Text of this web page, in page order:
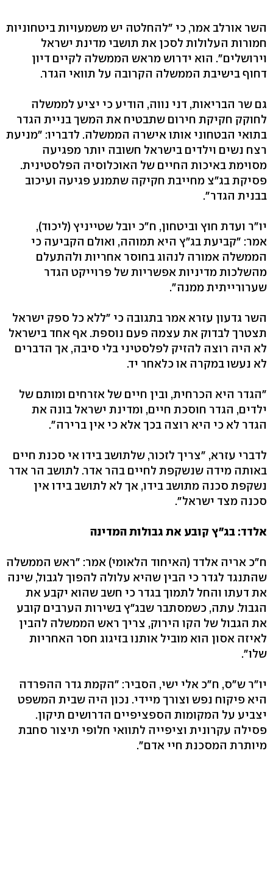
השר אורלב אמר, כי "להחלטה יש משמעויות ביטחוניות
חמורות העלולות לסכן את תושבי מדינת ישראל
וירושלים". הוא ידרוש מראש הממשלה לקיים דיון
דחוף בישיבת הממשלה הקרובה על תוואי הגדר.
גם שר הבריאות, דני נווה, הודיע כי יציע לממשלה
לחוקק חקיקת חירום שתבטיח את המשך בניית הגדר
בתואי הבטחוני אותו אישרה הממשלה. לדבריו: "מניעת
רצח נשים וילדים בישראל חשובה יותר מפגיעה
מסוימת באיכות החיים של האוכלוסיה הפלסטינית.
פסיקת בג"צ מחייבת חקיקה שתמנע פגיעה ועיכוב
בבנית הגדר".
יו"ר ועדת חוץ וביטחון, ח"כ יובל שטייניץ (ליכוד),
אמר: "קביעת בג"ץ היא תמוהה, ואולם הקביעה כי
הממשלה אמורה לנהוג בחוסר אחריות ולהתעלם
מהשלכות מדיניות אפשריות של פרוייקט הגדר
שערורייתית ממנה".
השר גדעון עזרא אמר בתגובה כי "ללא כל ספק ישראל
תצטרך לבדוק את עצמה פעם נוספת. אף אחד בישראל
לא היה רוצה להזיק לפלסטיני בלי סיבה, אך הדברים
לא נעשו במקרה או כלאחר יד.
"הגדר היא הכרחית, ובין חיים של אזרחים ומותם של
ילדים, הגדר חוסכת חיים, ומדינת ישראל בונה את
הגדר לא כי היא רוצה בכך אלא כי אין ברירה".
לדברי עזרא, "צריך לזכור, שלתושב בידו אי סכנת חיים
באותה מידה שנשקפת לחיים בהר אדר. לתושב הר אדר
נשקפת סכנה מתושב בידו, אך לא לתושב בידו אין
סכנה מצד ישראל".
אלדד: בג"ץ קובע את גבולות המדינה
ח"כ אריה אלדד (האיחוד הלאומי) אמר: "ראש הממשלה
שהתנגד לגדר כי הבין שהיא עלולה להפוך לגבול, שינה
את דעתו והחל לתמוך בגדר כי חשב שהוא יקבע את
הגבול. עתה, כשמסתבר שבג"ץ בשירות הערבים קובע
את הגבול של הקו הירוק, צריך ראש הממשלה להבין
לאיזה אסון הוא מוביל אותנו בזיגוג חסר האחריות
שלו".
יו"ר ש"ס, ח"כ אלי ישי, הסביר: "הקמת גדר ההפרדה
היא פיקוח נפש וצורך מיידי. נכון היה שבית המשפט
יצביע על המקומות הספציפיים הדרושים תיקון.
פסילה עקרונית וציפייה לתוואי חלופי תיצור סחבת
מיותרת המסכנת חיי אדם".